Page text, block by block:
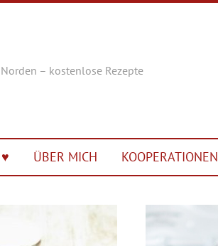
– kostenlose Rezepte
ÜBER MICH KOOPERATIONEN